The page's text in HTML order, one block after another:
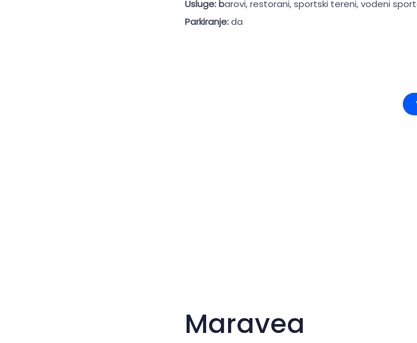
Usluge: barovi, restorani, sportski tereni, vodeni
Parkiranje:da
Maravea